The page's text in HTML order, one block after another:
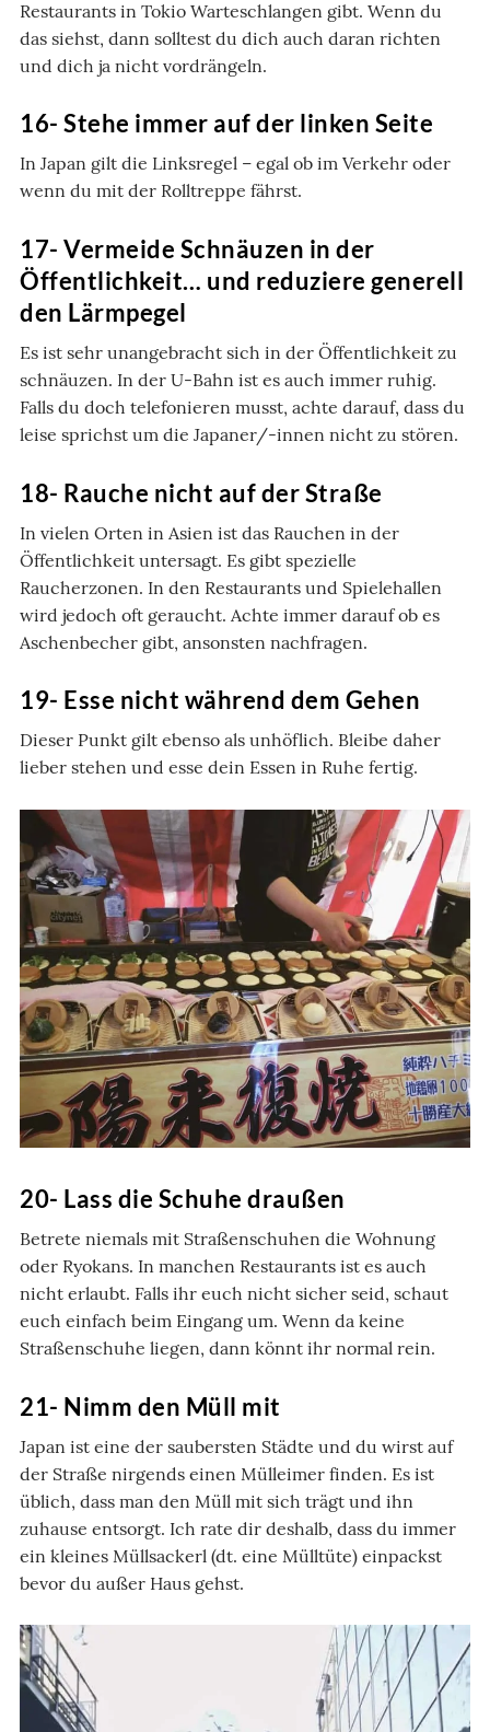
Restaurants in Tokio Warteschlangen gibt. Wenn du
das siehst, dann solltest du dich auch daran richten
und dich ja nicht vordrängeln.
16- Stehe immer auf der linken Seite
In Japan gilt die Linksregel – egal ob im Verkehr oder
wenn du mit der Rolltreppe fährst.
17- Vermeide Schnäuzen in der
Öffentlichkeit… und reduziere generell
den Lärmpegel
Es ist sehr unangebracht sich in der Öffentlichkeit zu
schnäuzen. In der U-Bahn ist es auch immer ruhig.
Falls du doch telefonieren musst, achte darauf, dass du
leise sprichst um die Japaner/-innen nicht zu stören.
18- Rauche nicht auf der Straße
In vielen Orten in Asien ist das Rauchen in der
Öffentlichkeit untersagt. Es gibt spezielle
Raucherzonen. In den Restaurants und Spielehallen
wird jedoch oft geraucht. Achte immer darauf ob es
Aschenbecher gibt, ansonsten nachfragen.
19- Esse nicht während dem Gehen
Dieser Punkt gilt ebenso als unhöflich. Bleibe daher
lieber stehen und esse dein Essen in Ruhe fertig.
20- Lass die Schuhe draußen
Betrete niemals mit Straßenschuhen die Wohnung
oder Ryokans. In manchen Restaurants ist es auch
nicht erlaubt. Falls ihr euch nicht sicher seid, schaut
euch einfach beim Eingang um. Wenn da keine
Straßenschuhe liegen, dann könnt ihr normal rein.
21- Nimm den Müll mit
Japan ist eine der saubersten Städte und du wirst auf
der Straße nirgends einen Mülleimer finden. Es ist
üblich, dass man den Müll mit sich trägt und ihn
zuhause entsorgt. Ich rate dir deshalb, dass du immer
ein kleines Müllsackerl (dt. eine Mülltüte) einpackst
bevor du außer Haus gehst.